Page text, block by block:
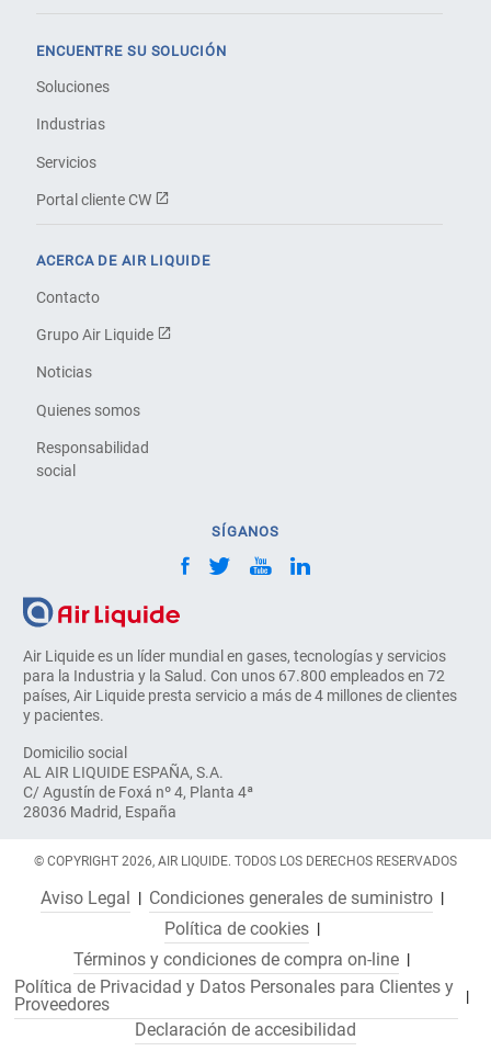
Air Liquide es un líder mundial en gases, tecnologías y servicios
para la Industria y la Salud. Con unos 67.800 empleados en 72
países, Air Liquide presta servicio a más de 4 millones de clientes
y pacientes.
Domicilio social
AL AIR LIQUIDE ESPAÑA, S.A.
C/ Agustín de Foxá nº 4, Planta 4ª
28036 Madrid, España
ENCUENTRE SU SOLUCIÓN
Soluciones
Industrias
Servicios
Portal cliente CW
ACERCA DE AIR LIQUIDE
Contacto
Grupo Air Liquide
Noticias
Quienes somos
Responsabilidad
social
SÍGANOS
© COPYRIGHT 2026, AIR LIQUIDE. TODOS LOS DERECHOS RESERVADOS
Aviso Legal
Condiciones generales de suministro
Política de cookies
Términos y condiciones de compra on-line
Política de Privacidad y Datos Personales para Clientes y
Proveedores
Declaración de accesibilidad